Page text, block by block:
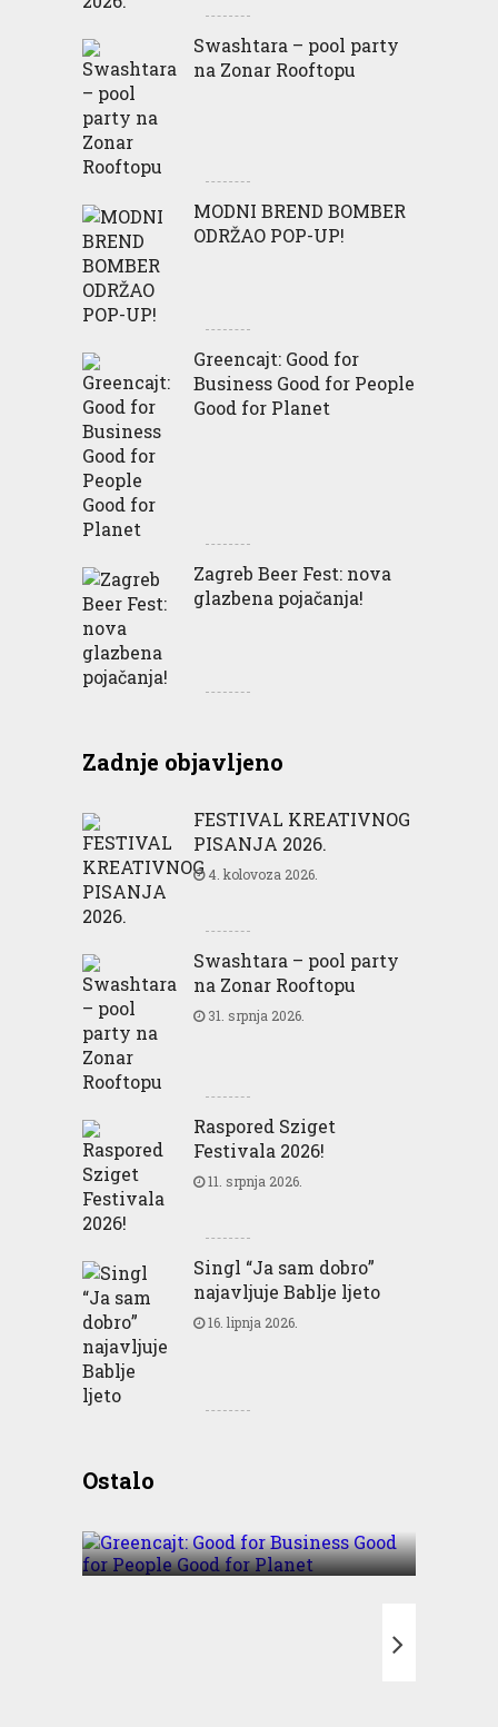
Swashtara – pool party
na Zonar Rooftopu
MODNI BREND BOMBER
ODRŽAO POP-UP!
Greencajt: Good for
Business Good for People
Good for Planet
Zagreb Beer Fest: nova
glazbena pojačanja!
Zadnje objavljeno
FESTIVAL KREATIVNOG
PISANJA 2026.
4. kolovoza 2026.
Swashtara – pool party
na Zonar Rooftopu
31. srpnja 2026.
Raspored Sziget
Festivala 2026!
11. srpnja 2026.
Singl “Ja sam dobro”
najavljuje Bablje ljeto
16. lipnja 2026.
OstaloBusiness Good for People